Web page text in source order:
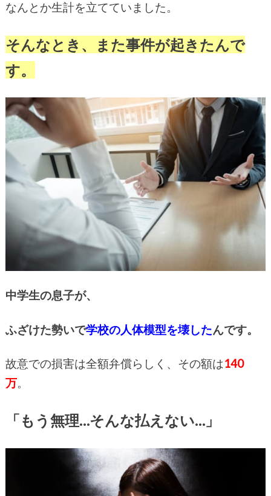
なんとか生計を立てていました。
そんなとき、また事件が起きたんで
す。
中学生の息子が、
ふざけた勢いで学校の人体模型を壊したんです。
故意での損害は全額弁償らしく、その額は140
万。
「もう無理…そんな払えない…」